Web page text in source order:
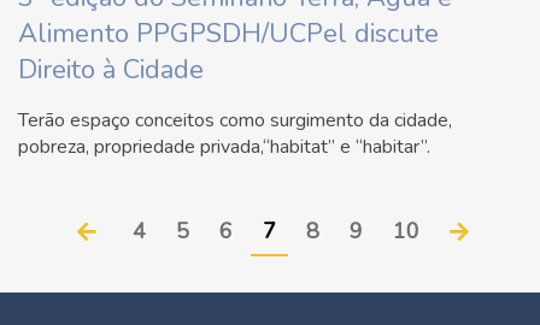
Alimento PPGPSDH/UCPel discute
Direito à Cidade
Terão espaço conceitos como surgimento da cidade,
pobreza, propriedade privada,“habitat” e “habitar”.
4 5 6 7 8 9 10